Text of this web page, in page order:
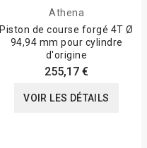
Athena
Piston de course forgé 4T Ø
94,94 mm pour cylindre
d'origine
255,17 €
VOIR LES DÉTAILS